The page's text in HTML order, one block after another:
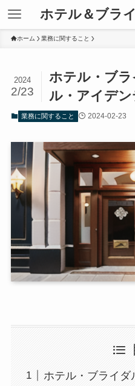
ホテル＆ブラ
ホーム 業務に関すること
ホテル・ブ
ル・アイデ
2024
2/23
業務に関すること 2024-02-23
ホテル・ブライダ